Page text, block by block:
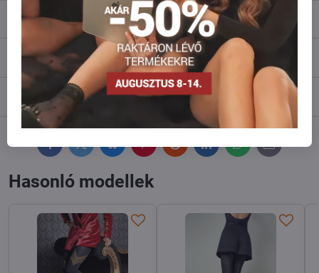
Leírás
Vélemények 0
0
FacebookTwitterBlueskyPinterestReddit LinkedInWhatsApp
E-
mail
Hasonló modellek